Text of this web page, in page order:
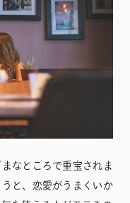
なところで重宝されま
と、恋愛がうまくいか